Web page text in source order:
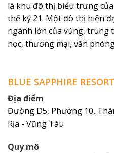
là khu đô thị biểu trưng
thế kỷ 21. Một đô thị hiện
ngành lớn của vùng, trung
học, thương mại, văn
BLUE SAPPHIRE RESORT
Địa điểm
Đường D5, Phường 10,
Rịa - Vũng Tàu
Quy mô